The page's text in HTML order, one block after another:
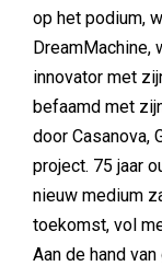
op het podium,
DreamMachine,
innovator met
befaamd met
door Casanova,
project. 75 jaar
nieuw medium
toekomst, vol
Aan de hand